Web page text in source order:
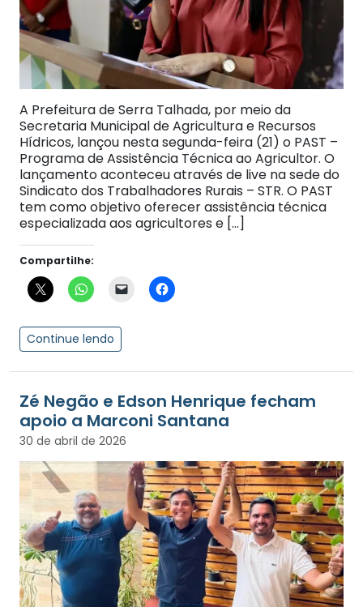
A Prefeitura de Serra Talhada, por meio da
Secretaria Municipal de Agricultura e Recursos
Hídricos, lançou nesta segunda-feira (21) o PAST –
Programa de Assistência Técnica ao Agricultor. O
lançamento aconteceu através de live na sede do
Sindicato dos Trabalhadores Rurais – STR. O PAST
tem como objetivo oferecer assistência técnica
especializada aos agricultores e […]
Compartilhe:
Continue lendo
Zé Negão e Edson Henrique fecham
apoio a Marconi Santana
30 de abril de 2026